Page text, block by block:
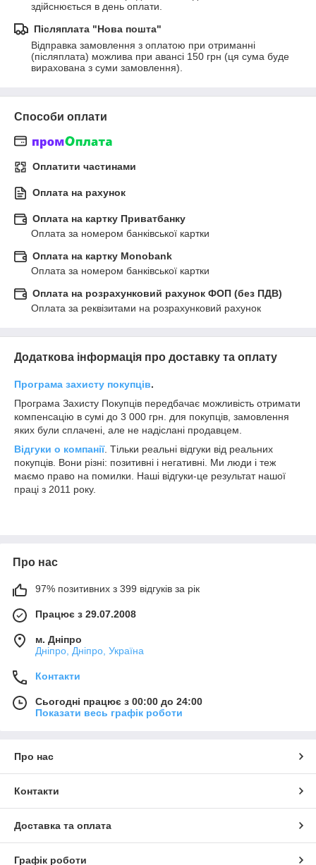
здійснюється в день оплати.
Післяплата "Нова пошта"
Відправка замовлення з оплатою при отриманні
(післяплата) можлива при авансі 150 грн (ця сума буде
вирахована з суми замовлення).
Способи оплати
Оплатити частинами
Оплата на рахунок
Оплата на картку Приватбанку
Оплата за номером банківської картки
Оплата на картку Monobank
Оплата за номером банківської картки
Оплата на розрахунковий рахунок ФОП (без ПДВ)
Оплата за реквізитами на розрахунковий рахунок
Додаткова інформація про доставку та оплату
Програма захисту покупців.
Програма Захисту Покупців передбачає можливість отримати
компенсацію в сумі до 3 000 грн. для покупців, замовлення
яких були сплачені, але не надіслані продавцем.
Відгуки о компанії. Тільки реальні відгуки від реальних
покупців. Вони різні: позитивні і негативні. Ми люди і теж
маємо право на помилки. Наші відгуки-це результат нашої
праці з 2011 року.
Про нас
97% позитивних з 399 відгуків за рік
Працює з 29.07.2008
м. Дніпро
Дніпро, Дніпро, Україна
Контакти
Сьогодні працює з 00:00 до 24:00
Показати весь графік роботи
Про нас
Контакти
Доставка та оплата
Графік роботи